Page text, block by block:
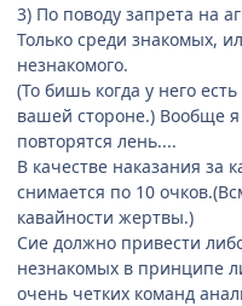
3) По поводу запрета на
Только среди знакомых,
незнакомого.
(То бишь когда у него
вашей стороне.) Вообще
повторятся лень....
В качестве наказания за
снимается по 10
кавайности жертвы.)
Сие должно привести
незнакомых в принципе
очень четких команд